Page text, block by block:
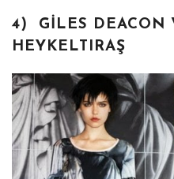
4) GILES DEACON
HEYKELTIRAŞ